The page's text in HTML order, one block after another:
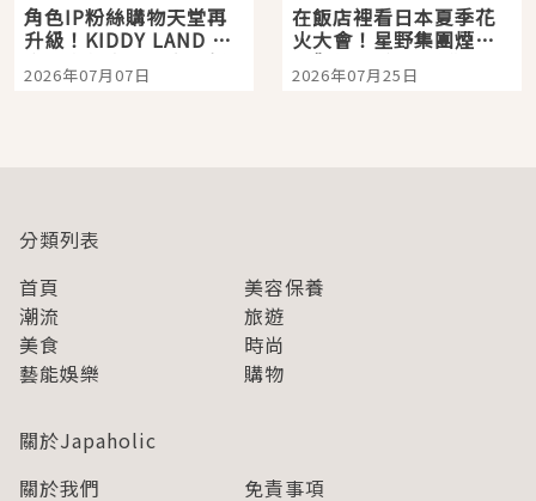
角色IP粉絲購物天堂再
升級！KIDDY LAND 原
宿店吉伊卡哇迎客，新
開幕 OMOKADO 店3分
2026年07月07日
在飯店裡看日本夏季花
火大會！星野集團煙火
景觀飯店6選，讓你不用
人擠人悠閒欣賞
2026年07月25日
分類列表
首頁
美容保養
潮流
旅遊
美食
時尚
藝能娛樂
購物
關於Japaholic
關於我們
免責事項